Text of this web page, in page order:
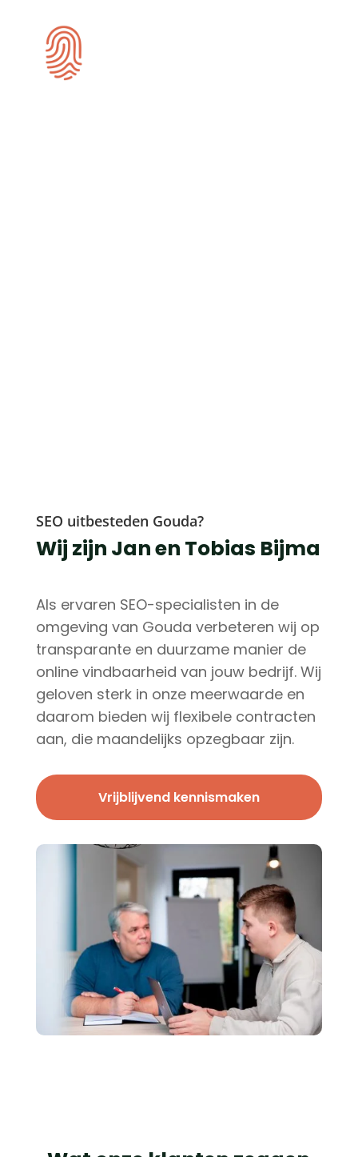
SEO uitbesteden Gouda?
Wij zijn Jan en Tobias Bijma
Als ervaren SEO-specialisten in de
omgeving van Gouda verbeteren wij op
transparante en duurzame manier de
online vindbaarheid van jouw bedrijf. Wij
geloven sterk in onze meerwaarde en
daarom bieden wij flexibele contracten
aan, die maandelijks opzegbaar zijn.
Vrijblijvend kennismaken